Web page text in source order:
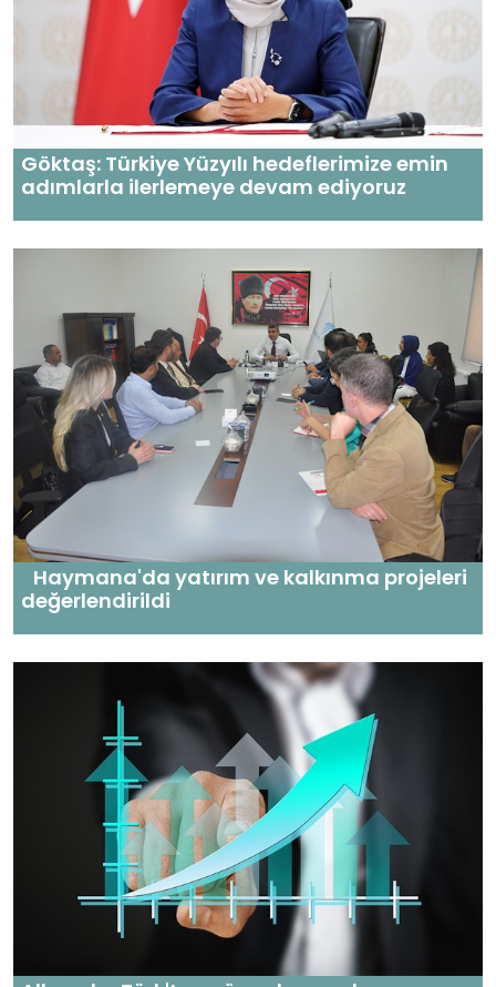
Göktaş: Türkiye Yüzyılı hedeflerimize emin
adımlarla ilerlemeye devam ediyoruz
Haymana'da yatırım ve kalkınma projeleri
değerlendirildi